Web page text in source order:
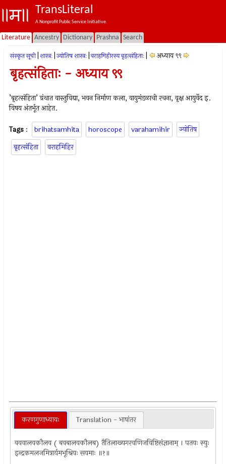
TransLiteral
A Nonprofit Public Service Initiative.
Literature Ancestry Dictionary Prashna Search
संस्कृत सूची शास्त्रः ज्योतिष शास्त्रः वराहमिहीरस्य बृहत्संहिताः अध्याय ९९
बृहत्संहिताः - अध्याय ९९
’बृहत्संहिता’ ग्रंथात वास्तुविद्या, भवन निर्माण कला, वायुमंडळाची रचना, वृक्ष आयुर्वेद इ.
विषय अंतर्भूत आहेत.
Tags : brihatsamhita horoscope varahamihir
ज्योतिष
बृहत्संहिता
वराहमिहिर
करणगुणाध्यायः Translation - भाषांतर
वववालवकौलव ( बवबालवकौलब) तैतिलाख्यगरवणिजविष्टिसंज्ञानाम् । पतयः स्युः
इन्द्रकमलजमित्रार्यमभूश्रियः सयमाः ॥१॥